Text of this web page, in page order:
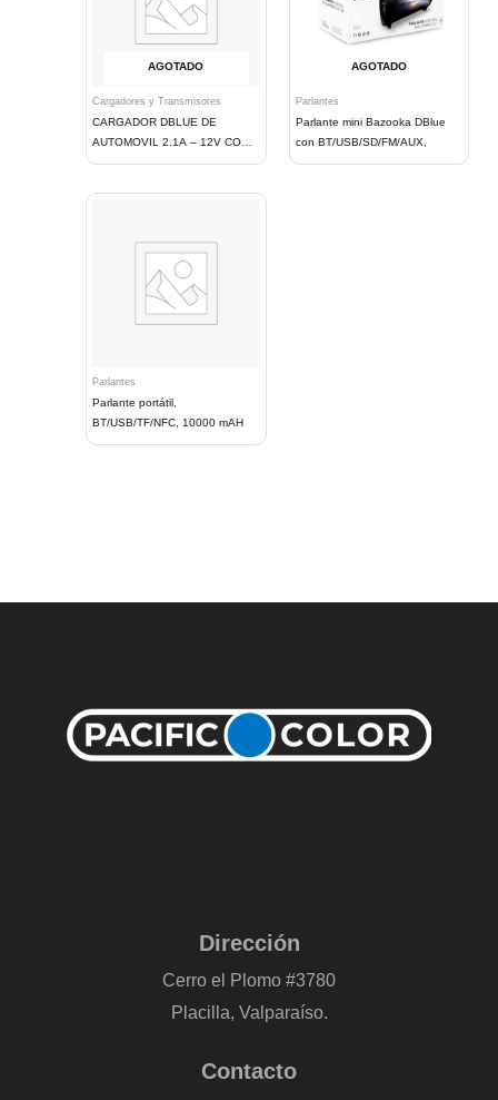
AGOTADO
Cargadores y Transmisores
CARGADOR DBLUE DE
AUTOMOVIL 2.1A – 12V CON 2
PUERTOS USB Y CABLE IOS,
AGOTADO
Parlantes
Parlante mini Bazooka DBlue
con BT/USB/SD/FM/AUX,
Parlantes
Parlante portátil,
BT/USB/TF/NFC, 10000 mAH
Dirección
Cerro el Plomo #3780
Placilla, Valparaíso.
Contacto